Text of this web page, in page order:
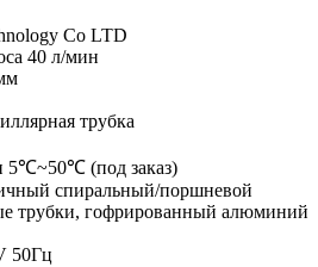
Co LTD
40 л/мин
трубка
5℃~50℃ (под заказ)
спиральный/поршневой
трубки, гофрированный алюминий
50Гц